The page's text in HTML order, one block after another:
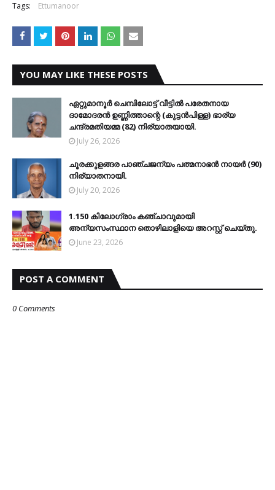
Tags: Ettumanoor
YOU MAY LIKE THESE POSTS
ഏറ്റുമാനൂര്‍ ചെമ്പിലോട്ട് വീട്ടില്‍ പരേതനായ
ദാമോദരന്‍ ഉണ്ണിത്താന്റെ (കുട്ടന്‍പിള്ള) ഭാര്യ
ചന്ദ്രമതിയമ്മ (82) നിര്യാതയായി.
July 26, 2026
ചൂരക്കുളങ്ങര പാഞ്ചജന്യം പത്മനാഭന്‍ നായര്‍ (90)
നിര്യാതനായി.
July 20, 2026
1.150 കിലോഗ്രാം കഞ്ചാവുമായി
അന്യസംസ്ഥാന തൊഴിലാളിയെ അറസ്റ്റ് ചെയ്തു.
June 23, 2026
POST A COMMENT
0 Comments